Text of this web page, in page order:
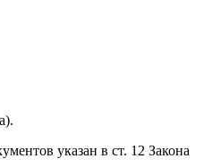
указан в ст. 12 Закона